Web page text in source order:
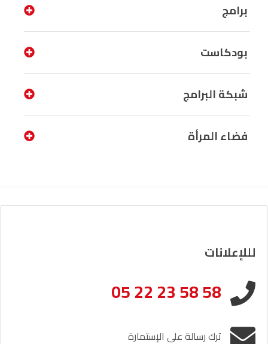
برامج
بودكاست
شبكة البرامج
فضاء المرأة
لللإعلانات
05 22 23 58 58
ترك رسالة على الإستمارة